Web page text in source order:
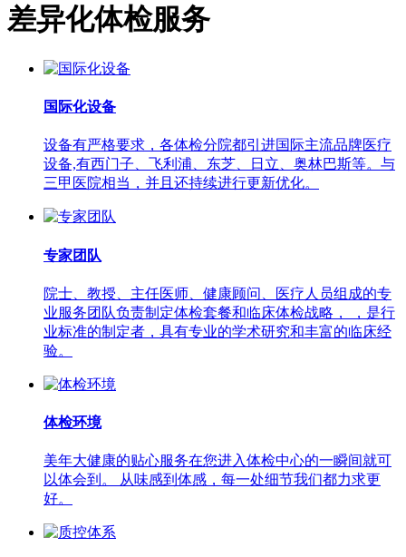
差异化体检服务
国际化设备
设备有严格要求，各体检分院都引进国际主流品牌医疗
设备,有西门子、飞利浦、东芝、日立、奥林巴斯等。与
三甲医院相当，并且还持续进行更新优化。
专家团队
院士、教授、主任医师、健康顾问、医疗人员组成的专
业服务团队负责制定体检套餐和临床体检战略， ，是行
业标准的制定者，具有专业的学术研究和丰富的临床经
验。
体检环境
美年大健康的贴心服务在您进入体检中心的一瞬间就可
以体会到。 从味感到体感，每一处细节我们都力求更
好。